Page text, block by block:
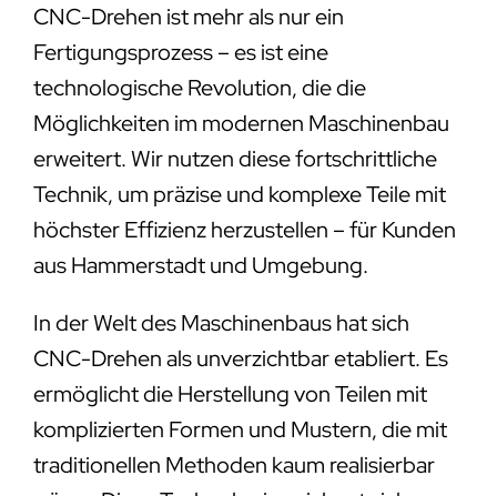
CNC-Drehen ist mehr als nur ein
Fertigungsprozess – es ist eine
technologische Revolution, die die
Möglichkeiten im modernen Maschinenbau
erweitert. Wir nutzen diese fortschrittliche
Technik, um präzise und komplexe Teile mit
höchster Effizienz herzustellen – für Kunden
aus Hammerstadt und Umgebung.
In der Welt des Maschinenbaus hat sich
CNC-Drehen als unverzichtbar etabliert. Es
ermöglicht die Herstellung von Teilen mit
komplizierten Formen und Mustern, die mit
traditionellen Methoden kaum realisierbar